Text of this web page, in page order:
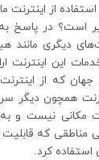
از اینترنت
است؟ در پاسخ
دیگری مانند
این
که از
همچون دیگر
مکانی نیست و
مناطقی که
استفاده کرد.